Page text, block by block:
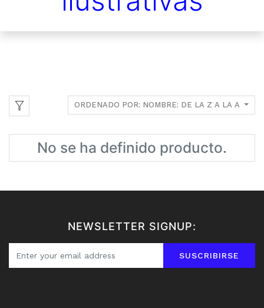
ORDENADO POR: NOMBRE: DE LA Z A LA A
No se ha definido producto.
NEWSLETTER SIGNUP:
SUSCRIBIRSE